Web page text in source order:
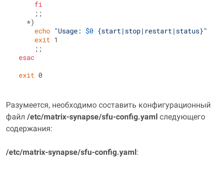
fi
     ;;
   *)
echo "Usage: $0 {start|stop|restart|status}"
exit 1
     ;;
esac
exit
0
Разумеется, необходимо составить конфигурационный
файл /etc/matrix‑synapse/sfu‑config.yaml следующего
содержания:
/etc/matrix‑synapse/sfu‑config.yaml :